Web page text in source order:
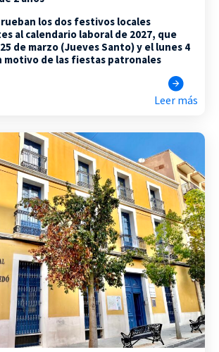
los dos festivos locales
al calendario laboral de 2027, que
de marzo (Jueves Santo) y el lunes 4
motivo de las fiestas patronales
Leer más